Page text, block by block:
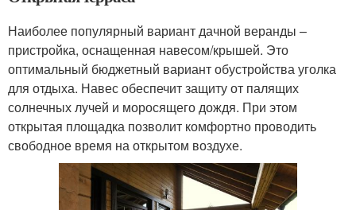
Наиболее популярный вариант дачной веранды –
пристройка, оснащенная навесом/крышей. Это
оптимальный бюджетный вариант обустройства уголка
для отдыха. Навес обеспечит защиту от палящих
солнечных лучей и моросящего дождя. При этом
открытая площадка позволит комфортно проводить
свободное время на открытом воздухе.